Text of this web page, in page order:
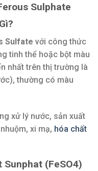
Sulphate
Sulfate với công thức
tinh thể hoặc bột màu
nhất trên thị trường là
thường có màu
xử lý nước, sản xuất
xi mạ, hóa chất
Sunphat (FeSO4)